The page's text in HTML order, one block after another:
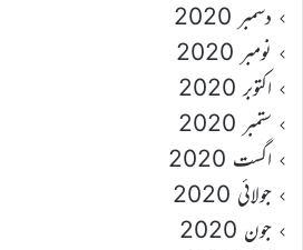
دسمبر 2020
نومبر 2020
اکتوبر 2020
ستمبر 2020
اگست 2020
جولائی 2020
جون 2020